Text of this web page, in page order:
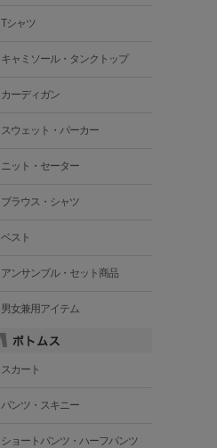
Tシャツ
キャミソール・タンクトップ
カーディガン
スウェット・パーカー
ニット・セーター
ブラウス・シャツ
ベスト
アンサンブル・セット商品
男女兼用アイテム
スカート
パンツ・スキニー
ショートパンツ・ハーフパンツ